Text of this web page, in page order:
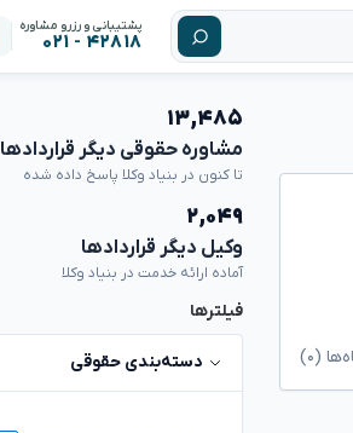
پشتیبانی و رزرو مشاوره
۴۲۸۱۸ - ۰۲۱
(۰)
۱۳,۴۸۵
مشاوره حقوقی دیگر قراردادها
تا کنون در بنیاد وکلا پاسخ داده شده
۲,۰۴۹
وکیل دیگر قراردادها
آماده ارائه خدمت در بنیاد وکلا
فیلترها
دسته‌بندی حقوقی